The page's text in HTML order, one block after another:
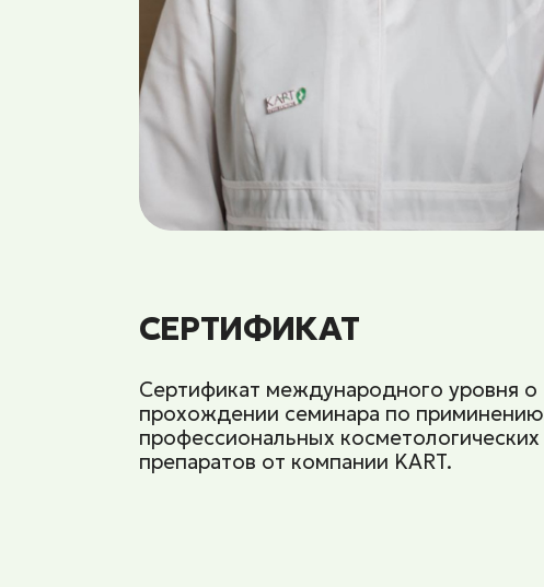
СЕРТИФИКАТ
Сертификат международного уровня о
прохождении семинара по приминению
профессиональных косметологических
препаратов от компании KART.